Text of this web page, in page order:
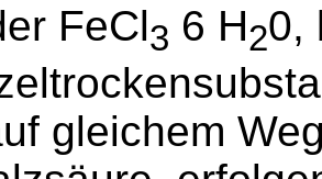
FeCl3 6 H20,
gleichem